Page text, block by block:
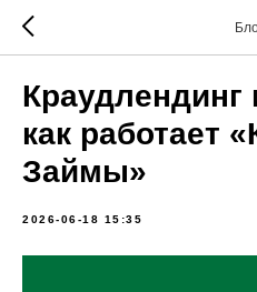
Краудлендинг
как работает
Займы»
2026-06-18 15:35